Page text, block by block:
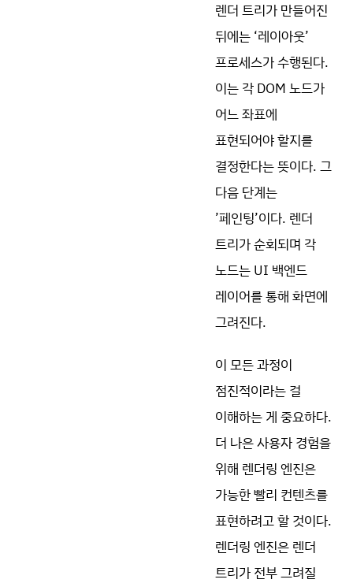
렌더 트리가 만들어진
뒤에는 ‘레이아웃’
프로세스가 수행된다.
이는 각 DOM 노드가
어느 좌표에
표현되어야 할지를
결정한다는 뜻이다. 그
다음 단계는
’페인팅’이다. 렌더
트리가 순회되며 각
노드는 UI 백엔드
레이어를 통해 화면에
그려진다.
이 모든 과정이
점진적이라는 걸
이해하는 게 중요하다.
더 나은 사용자 경험을
위해 렌더링 엔진은
가능한 빨리 컨텐츠를
표현하려고 할 것이다.
렌더링 엔진은 렌더
트리가 전부 그려질